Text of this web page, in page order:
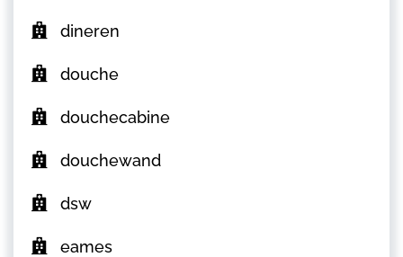
dineren
douche
douchecabine
douchewand
dsw
eames